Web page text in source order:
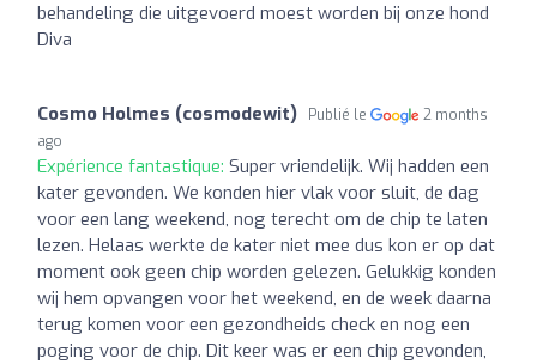
behandeling die uitgevoerd moest worden bij onze hond
Diva
Cosmo Holmes (cosmodewit) Publié le
2 months
ago
Expérience fantastique: Super vriendelijk. Wij hadden een
kater gevonden. We konden hier vlak voor sluit, de dag
voor een lang weekend, nog terecht om de chip te laten
lezen. Helaas werkte de kater niet mee dus kon er op dat
moment ook geen chip worden gelezen. Gelukkig konden
wij hem opvangen voor het weekend, en de week daarna
terug komen voor een gezondheids check en nog een
poging voor de chip. Dit keer was er een chip gevonden,